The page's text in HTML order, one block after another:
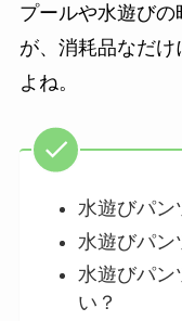
プールや水遊び
が、消耗品なだ
よね。
水遊びパン
水遊びパン
水遊びパン
い？